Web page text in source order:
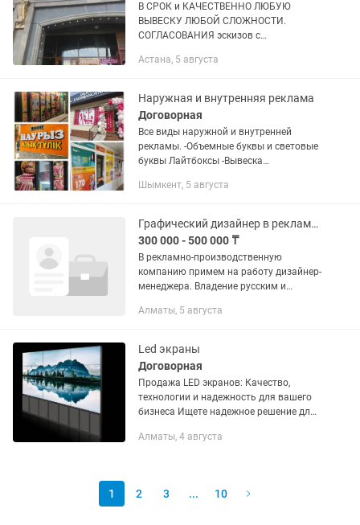
В СРОК и КАЧЕСТВЕННО ЛЮБУЮ
ВЫВЕСКУ ЛЮБОЙ СЛОЖНОСТИ.
СОГЛАСОВАНИЯ эскизов с
Я; Изготовление вывесок от 1-го дня
БЕСПЛАТНО!!!...
Астана, 5 августа
Наружная и внутренняя реклама
Договорная
Все виды наружной и внутренней
рекламы. -Объемные буквы и световые
буквы Лайтбоксы -Вывеска
школы и садика и для гос.учреждений
Шымкент, 5 августа
Графический дизайнер в рекламное агентство
300 000 - 500 000 ₸
В рекламно-производственную
компанию примем на работу дизайнер-
менеджера. Владение русским и
новыми и корпоративными клиентами.
Алматы, 5 августа
Led экраны
Договорная
Продажа LED экранов: Качество,
технологии и надежность для вашего
бизнеса Ищете надежное решение для
презентаций? Мы предлагаем
Алматы, 4 августа
1 2 3 ... 10